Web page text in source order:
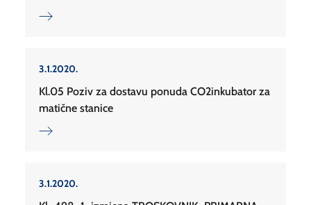
3.1.2020.
Kl.05 Poziv za dostavu ponuda CO2inkubator za
matične stanice
3.1.2020.